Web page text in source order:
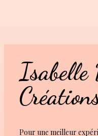
Isabelle
Pour une meilleur